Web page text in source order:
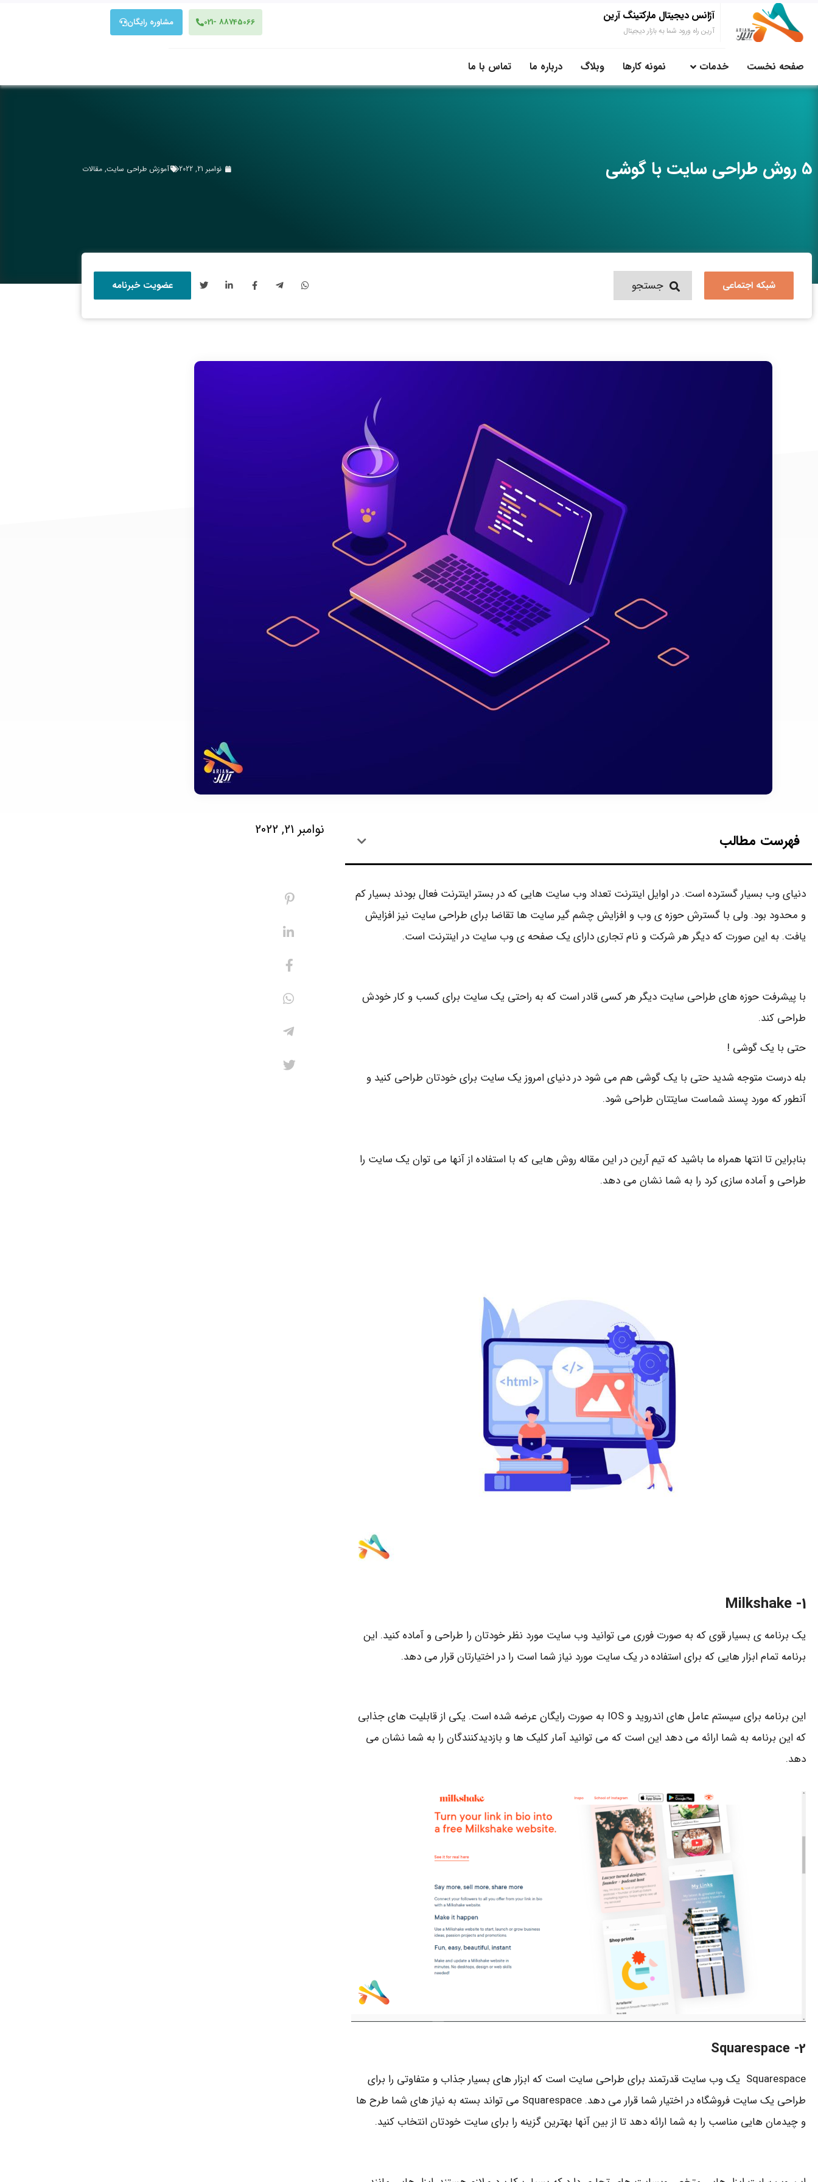
آژانس دیجیتال مارکتینگ آرین
آرین راه ورود شما به بازار دیجیتال
88745066 -021 مشاوره رایگان
صفحه نخست خدمات نمونه کارها وبلاگ درباره ما تماس با ما
5 روش طراحی سایت با گوشی نوامبر 21, 2022 آموزش طراحی سایت, مقالات
شبکه اجتماعی عضویت خبرنامه
فهرست مطالب
دنیای وب بسیار گسترده است. در اوایل اینترنت تعداد وب سایت هایی که در بستر اینترنت فعال بودند بسیار کم
و محدود بود. ولی با گسترش حوزه ی وب و افزایش چشم گیر سایت ها تقاضا برای طراحی سایت نیز افزایش
یافت. به این صورت که دیگر هر شرکت و نام تجاری دارای یک صفحه ی وب سایت در اینترنت است.
با پیشرفت حوزه های طراحی سایت دیگر هر کسی قادر است که به راحتی یک سایت برای کسب و کار خودش
طراحی کند.
حتی با یک گوشی !
بله درست متوجه شدید حتی با یک گوشی هم می شود در دنیای امروز یک سایت برای خودتان طراحی کنید و
آنطور که مورد پسند شماست سایتتان طراحی شود.
بنابراین تا انتها همراه ما باشید که تیم آرین در این مقاله روش هایی که با استفاده از آنها می توان یک سایت را
طراحی و آماده سازی کرد را به شما نشان می دهد.
1-
Milkshake
یک برنامه ی بسیار قوی که به صورت فوری می توانید وب سایت مورد نظر خودتان را طراحی و آماده کنید. این
برنامه تمام ابزار هایی که برای استفاده در یک سایت مورد نیاز شما است را در اختیارتان قرار می دهد.
این برنامه برای سیستم عامل های اندروید و IOS به صورت رایگان عرضه شده است. یکی از قابلیت های جذابی
که این برنامه به شما ارائه می دهد این است که می توانید آمار کلیک ها و بازدیدکنندگان را به شما نشان می
دهد.
2-
Squarespace
Squarespace یک وب سایت قدرتمند برای طراحی سایت است که ابزار های بسیار جذاب و متفاوتی را برای
طراحی یک سایت فروشگاه در اختیار شما قرار می دهد. Squarespace می تواند بسته به نیاز های شما طرح ها
و چیدمان هایی مناسب را به شما ارائه دهد تا از بین آنها بهترین گزینه را برای سایت خودتان انتخاب کنید.
نوامبر 21, 2022